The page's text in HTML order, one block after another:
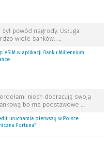
powód nagrody. Usługa
wiele banków. …
eSIM w aplikacji Banku Millennium
niech dopracują swoją
bo ma podstawowe …
uruchamia pierwszą w Polsce
Fortuna”